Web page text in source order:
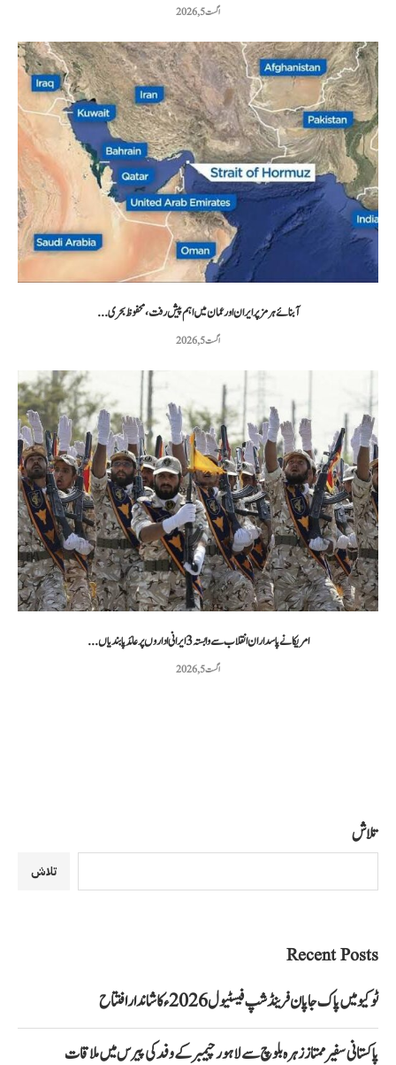
اگست 5, 2026
آبنائے ہرمز پر ایران اور عمان میں اہم پیش رفت، محفوظ بحری...
اگست 5, 2026
امریکا نے پاسداران انقلاب سے وابستہ 3 ایرانی اداروں پر عائد پابندیاں...
اگست 5, 2026
تلاش
تلاش
Recent Posts
ٹوکیو میں پاک جاپان فرینڈشپ فیسٹیول 2026ء کا شاندار افتتاح
پاکستانی سفیر ممتاز زہرہ بلوچ سے لاہور چیمبر کے وفد کی پیرس میں ملاقات